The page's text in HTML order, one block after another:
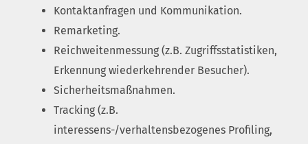
Kontaktanfragen und Kommunikation.
Remarketing.
Reichweitenmessung (z.B. Zugriffsstatistiken,
Erkennung wiederkehrender Besucher).
Sicherheitsmaßnahmen.
Tracking (z.B.
interessens-/verhaltensbezogenes Profiling,